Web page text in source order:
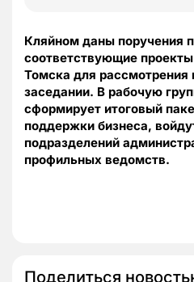
Кляйном даны поручения
соответствующие
Томска для
заседании. В рабочую
сформирует итоговый
поддержки бизнеса,
подразделений
профильных ведомств.
Поделиться